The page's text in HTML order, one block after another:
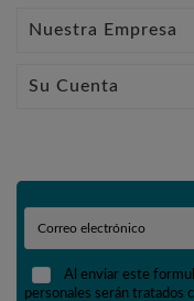
Nuestra Empresa
Su Cuenta
Al enviar este
personales serán tratados